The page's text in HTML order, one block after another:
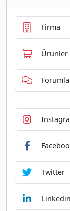
Firma
Ürünler
Twitter
Linkedin